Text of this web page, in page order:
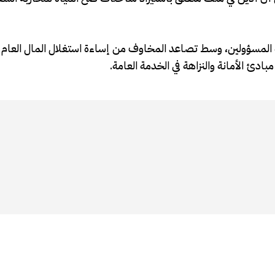
المسؤولين، وسط تصاعد المخاوف من إساءة استغلال المال
الأمانة والنزاهة في الخدمة العامة.